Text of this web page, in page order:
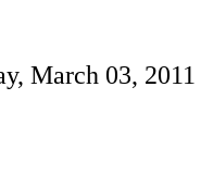
March 03,